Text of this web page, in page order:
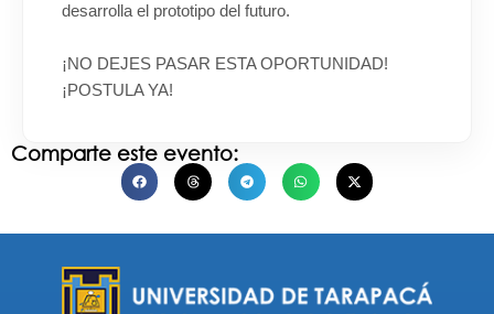
desarrolla el prototipo del futuro.
¡NO DEJES PASAR ESTA OPORTUNIDAD!
¡POSTULA YA!
Comparte este evento: